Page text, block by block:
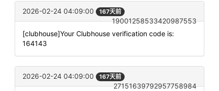
2026-02-24 04:09:00 167天前
19001258533420987553
[clubhouse]Your Clubhouse verification code is:
164143
2026-02-24 04:09:00 167天前
27151639792957758984